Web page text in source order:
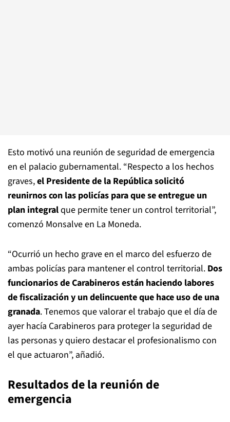
Esto motivó una reunión de seguridad de emergencia
en el palacio gubernamental. “Respecto a los hechos
graves,el Presidente de la República solicitó
reunirnos con las policías para que se entregue un
plan integralque permite tener un control territorial”,
comenzó Monsalve en La Moneda.
“Ocurrió un hecho grave en el marco del esfuerzo de
ambas policías para mantener el control territorial. Dos
funcionarios de Carabineros están haciendo labores
de fiscalización y un delincuente que hace uso de una
granada. Tenemos que valorar el trabajo que el día de
ayer hacía Carabineros para proteger la seguridad de
las personas y quiero destacar el profesionalismo con
el que actuaron”, añadió.
Resultados de la reunión de
emergencia